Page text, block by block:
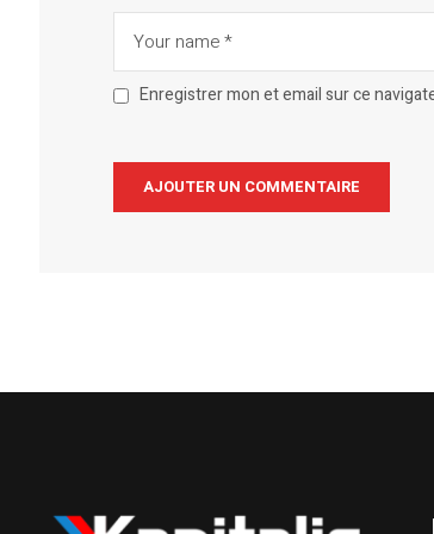
Enregistrer mon et email sur ce